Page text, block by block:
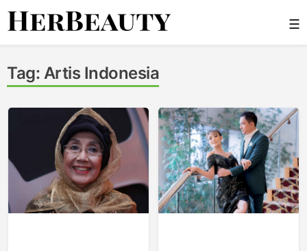
Skip
☰
Tag: Artis Indonesia